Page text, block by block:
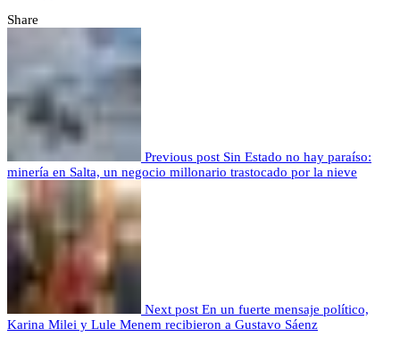
Share
Previous post Sin Estado no hay paraíso:
minería en Salta, un negocio millonario trastocado por la nieve
Next post En un fuerte mensaje político,
Karina Milei y Lule Menem recibieron a Gustavo Sáenz